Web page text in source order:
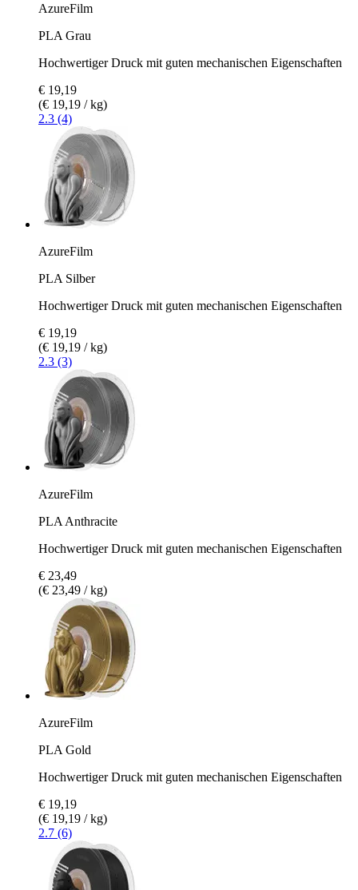
AzureFilm
PLA Grau
Hochwertiger Druck mit guten mechanischen Eigenschaften
€ 19,19
(€ 19,19 / kg)
2.3 (4)
AzureFilm
PLA Silber
Hochwertiger Druck mit guten mechanischen Eigenschaften
€ 19,19
(€ 19,19 / kg)
2.3 (3)
AzureFilm
PLA Anthracite
Hochwertiger Druck mit guten mechanischen Eigenschaften
€ 23,49
(€ 23,49 / kg)
AzureFilm
PLA Gold
Hochwertiger Druck mit guten mechanischen Eigenschaften
€ 19,19
(€ 19,19 / kg)
2.7 (6)